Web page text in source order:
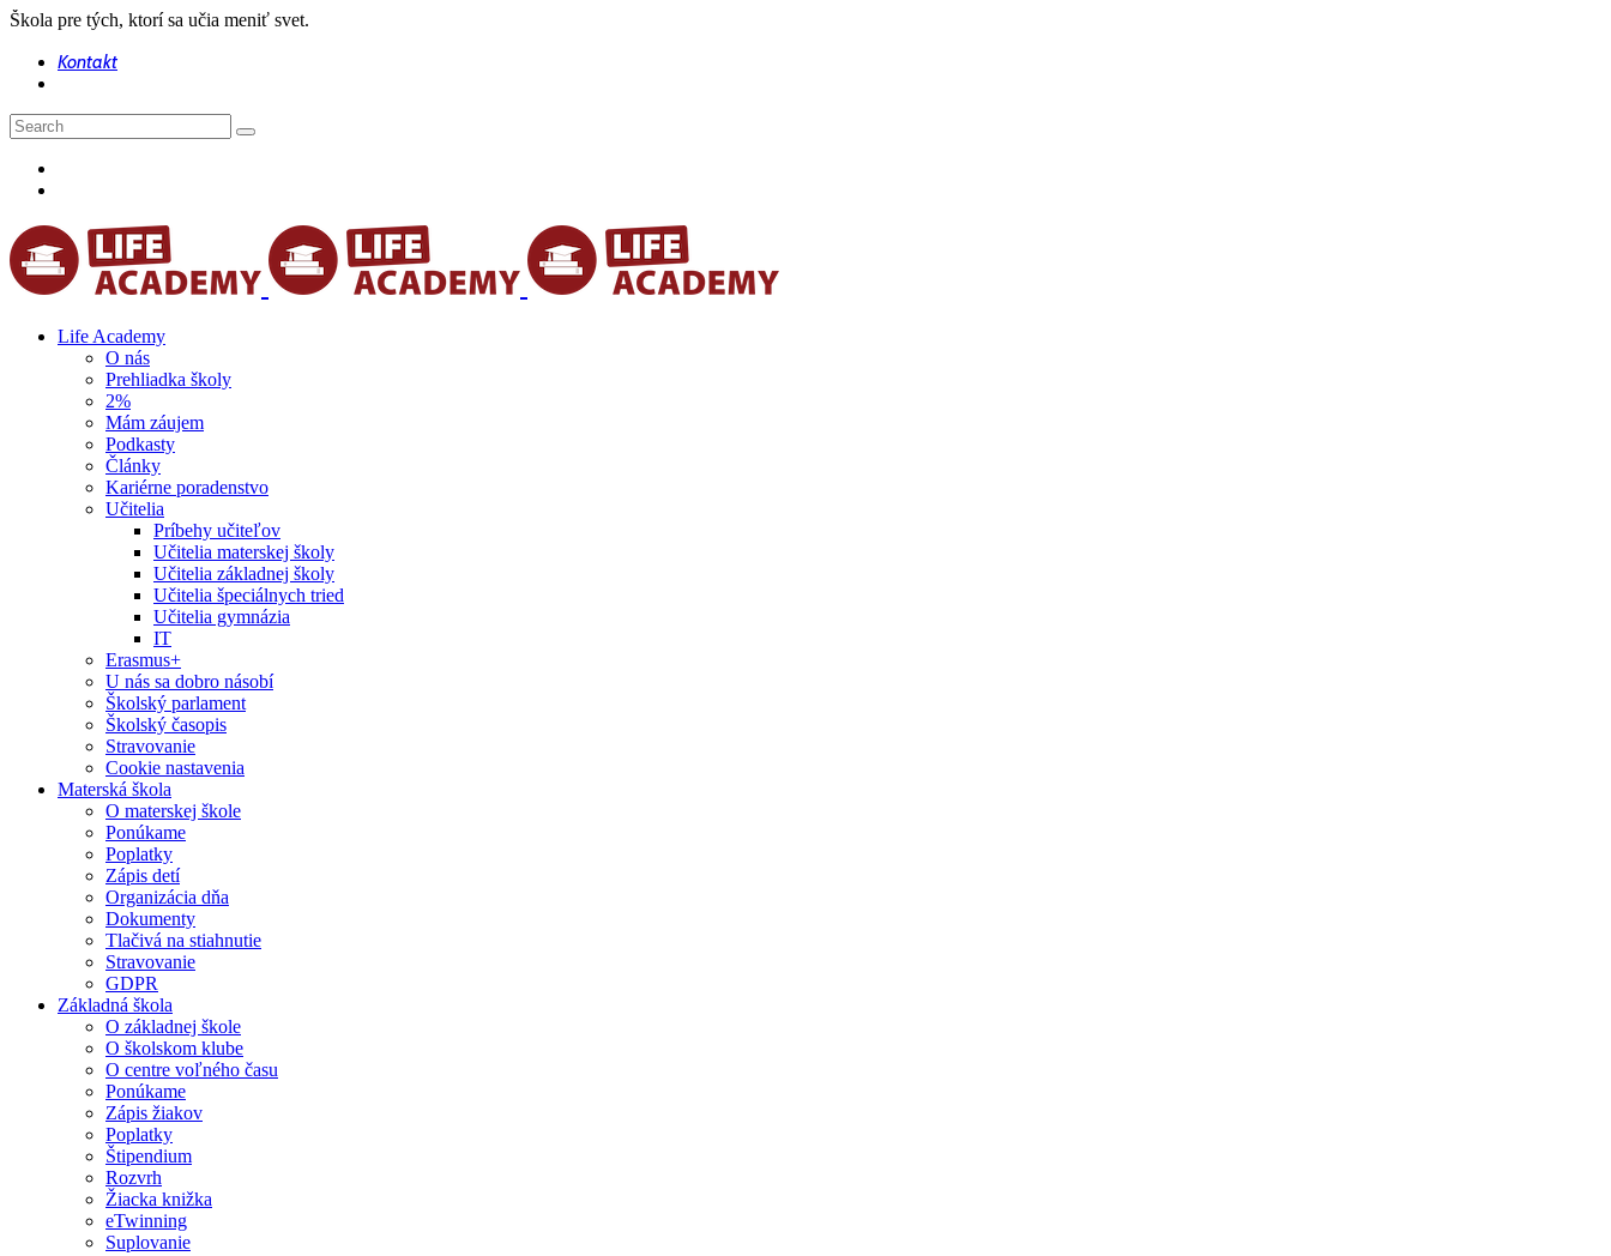
Škola pre tých, ktorí sa učia meniť svet.
Kontakt
Life Academy
O nás
Prehliadka školy
2%
Mám záujem
Podkasty
Články
Kariérne poradenstvo
Učitelia
Príbehy učiteľov
Učitelia materskej školy
Učitelia základnej školy
Učitelia špeciálnych tried
Učitelia gymnázia
IT
Erasmus+
U nás sa dobro násobí
Školský parlament
Školský časopis
Stravovanie
Cookie nastavenia
Materská škola
O materskej škole
Ponúkame
Poplatky
Zápis detí
Organizácia dňa
Dokumenty
Tlačivá na stiahnutie
Stravovanie
GDPR
Základná škola
O základnej škole
O školskom klube
O centre voľného času
Ponúkame
Zápis žiakov
Poplatky
Štipendium
Rozvrh
Žiacka knižka
eTwinning
Suplovanie